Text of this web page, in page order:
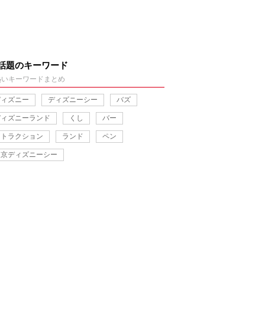
題のキーワード
キーワードまとめ
ズニー ディズニーシー バズ
ズニーランド くし バー
ラクション ランド ペン
ディズニーシー